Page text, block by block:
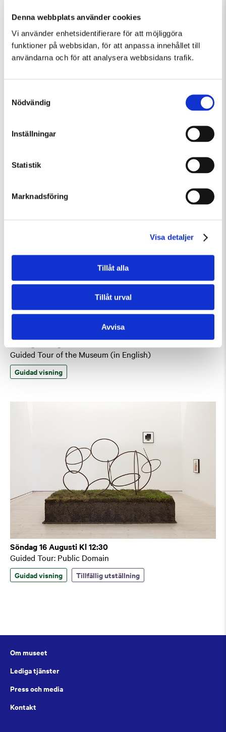
Denna webbplats använder cookies
Vi använder enhetsidentifierare för att möjliggöra
funktioner på webbsidan, för att anpassa innehållet till
användarna och för att analysera webbsidans trafik.
Nödvändig
Inställningar
Statistik
Marknadsföring
Visa detaljer
Tillåt alla
Tillåt urval
Avvisa
Lördag 15 Augusti Kl 12:30
Guidad visning
Lördag 15 Augusti Kl 15:00
Guided Tour of the Museum (in English)
Guidad visning
Söndag 16 Augusti Kl 12:30
Guided Tour: Public Domain
Guidad visning Tillfällig utställning
Om museet
Lediga tjänster
Press och media
Kontakt